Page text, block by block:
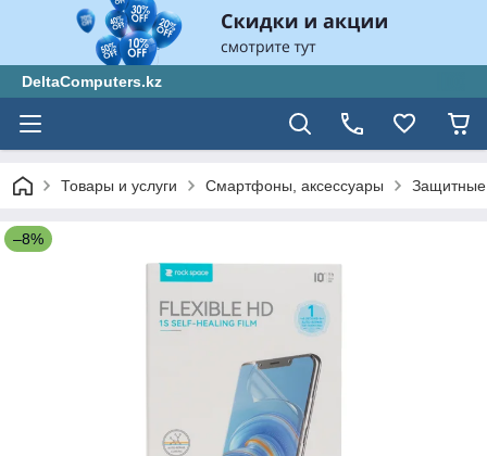
DeltaComputers.kz
Товары и услуги Смартфоны, аксессуары Защитные
–8%